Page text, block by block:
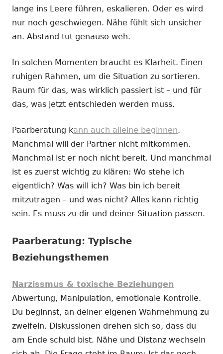
lange ins Leere führen, eskalieren. Oder es wird
nur noch geschwiegen. Nähe fühlt sich unsicher
an. Abstand tut genauso weh.
In solchen Momenten braucht es Klarheit. Einen
ruhigen Rahmen, um die Situation zu sortieren.
Raum für das, was wirklich passiert ist – und für
das, was jetzt entschieden werden muss.
Paarberatung kann auch alleine beginnen.
Manchmal will der Partner nicht mitkommen.
Manchmal ist er noch nicht bereit. Und manchmal
ist es zuerst wichtig zu klären: Wo stehe ich
eigentlich? Was will ich? Was bin ich bereit
mitzutragen – und was nicht? Alles kann richtig
sein. Es muss zu dir und deiner Situation passen.
Paarberatung: Typische
Beziehungsthemen
Narzissmus & toxische Beziehungen
Abwertung, Manipulation, emotionale Kontrolle.
Du beginnst, an deiner eigenen Wahrnehmung zu
zweifeln. Diskussionen drehen sich so, dass du
am Ende schuld bist. Nähe und Distanz wechseln